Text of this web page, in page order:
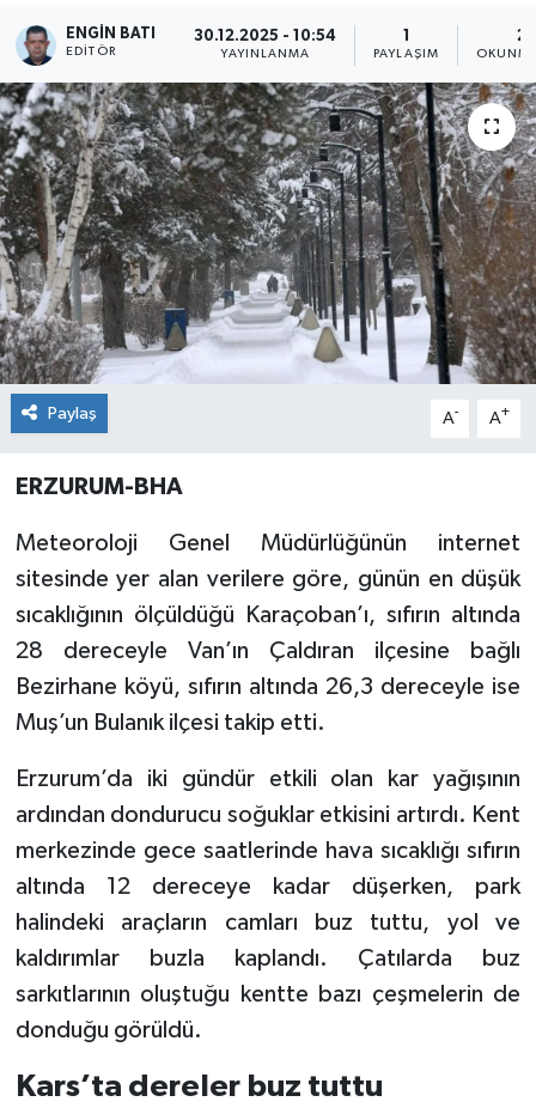
ENGIN BATI
EDITÖR
30.12.2025 - 10:54
YAYINLANMA PAYLAŞIM
2
Paylaş A- A+
ERZURUM-BHA
Meteoroloji Genel Müdürlüğünün internet
sitesinde yer alan verilere göre, günün en düşük
sıcaklığının ölçüldüğü Karaçoban’ı, sıfırın altında
28 dereceyle Van’ın Çaldıran ilçesine bağlı
Bezirhane köyü, sıfırın altında 26,3 dereceyle ise
Muş’un Bulanık ilçesi takip etti.
Erzurum’da iki gündür etkili olan kar yağışının
ardından dondurucu soğuklar etkisini artırdı. Kent
merkezinde gece saatlerinde hava sıcaklığı sıfırın
altında 12 dereceye kadar düşerken, park
halindeki araçların camları buz tuttu, yol ve
kaldırımlar buzla kaplandı. Çatılarda buz
sarkıtlarının oluştuğu kentte bazı çeşmelerin de
donduğu görüldü.
Kars’ta dereler buz tuttu